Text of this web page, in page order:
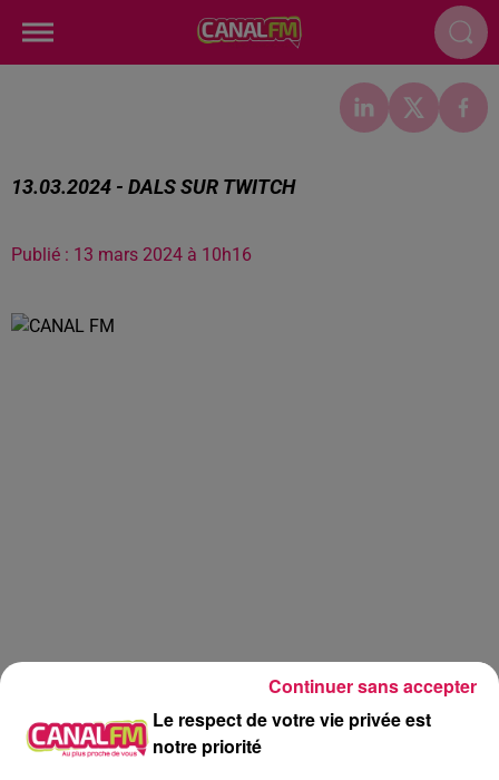
13.03.2024 - DALS SUR TWITCH
Publié : 13 mars 2024 à 10h16
Le respect de votre vie privée est
notre priorité
Continuer sans accepter